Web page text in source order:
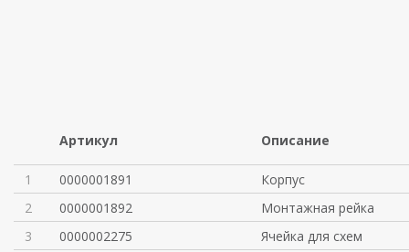
Артикул Описание
1 0000001891
Корпус
2
0000001892
Монтажная рейка
3
0000002275
Ячейка для схем